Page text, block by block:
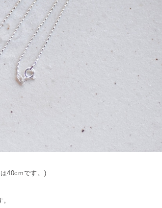
40cmです。)